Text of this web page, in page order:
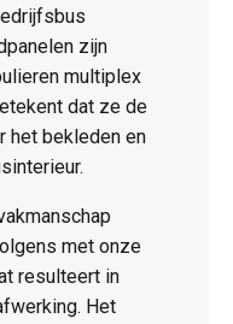
zijn
multiplex
dat ze de
het bekleden en
met onze
resulteert in
Het